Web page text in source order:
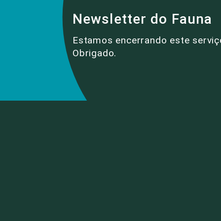
Newsletter do Fauna
Estamos encerrando este
Obrigado.